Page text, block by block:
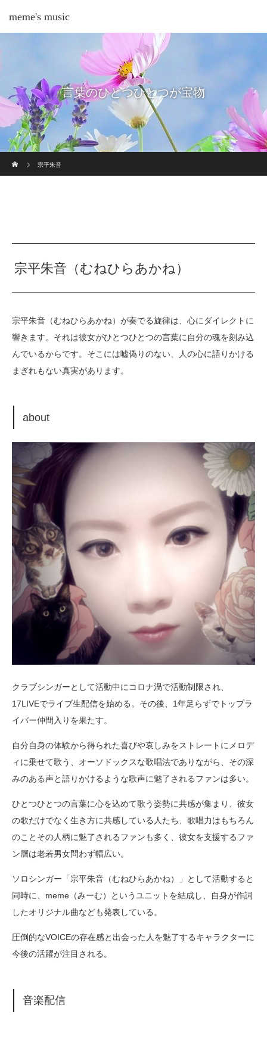
meme's music
言葉のひとつひとつが宝物
宗平朱音
宗平朱音（むねひらあかね）
宗平朱音（むねひらあかね）が奏でる旋律は、心にダイレクトに
響きます。それは彼女がひとつひとつの言葉に自分の魂を刻み込
んでいるからです。そこには嘘偽りのない、人の心に語りかける
まぎれもない真実があります。
about
クラブシンガーとして活動中にコロナ渦で活動制限され、
17LIVEでライブ生配信を始める。その後、1年足らずでトップラ
イバー仲間入りを果たす。
自分自身の体験から得られた喜びや哀しみをストレートにメロデ
ィに乗せて歌う、オーソドックスな歌唱法でありながら、その深
みのある声と語りかけるような歌声に魅了されるファンは多い。
ひとつひとつの言葉に心を込めて歌う姿勢に共感が集まり、彼女
の歌だけでなく生き方に共感している人たち、歌唱力はもちろん
のことその人柄に魅了されるファンも多く、彼女を支援するファ
ン層は老若男女問わず幅広い。
ソロシンガー「宗平朱音（むねひらあかね）」として活動すると
同時に、meme（みーむ）というユニットを結成し、自身が作詞
したオリジナル曲なども発表している。
圧倒的なVOICEの存在感と出会った人を魅了するキャラクターに
今後の活躍が注目される。
音楽配信